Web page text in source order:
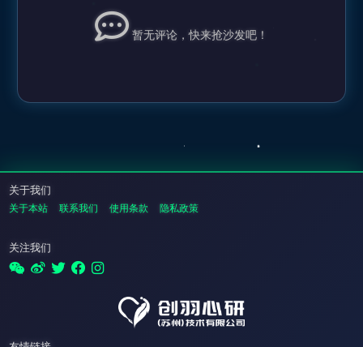
暂无评论，快来抢沙发吧！
关于我们
关于本站 联系我们 使用条款 隐私政策
关注我们